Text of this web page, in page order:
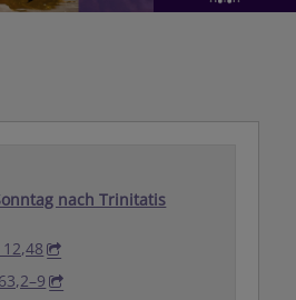
nach Trinitatis
12,48